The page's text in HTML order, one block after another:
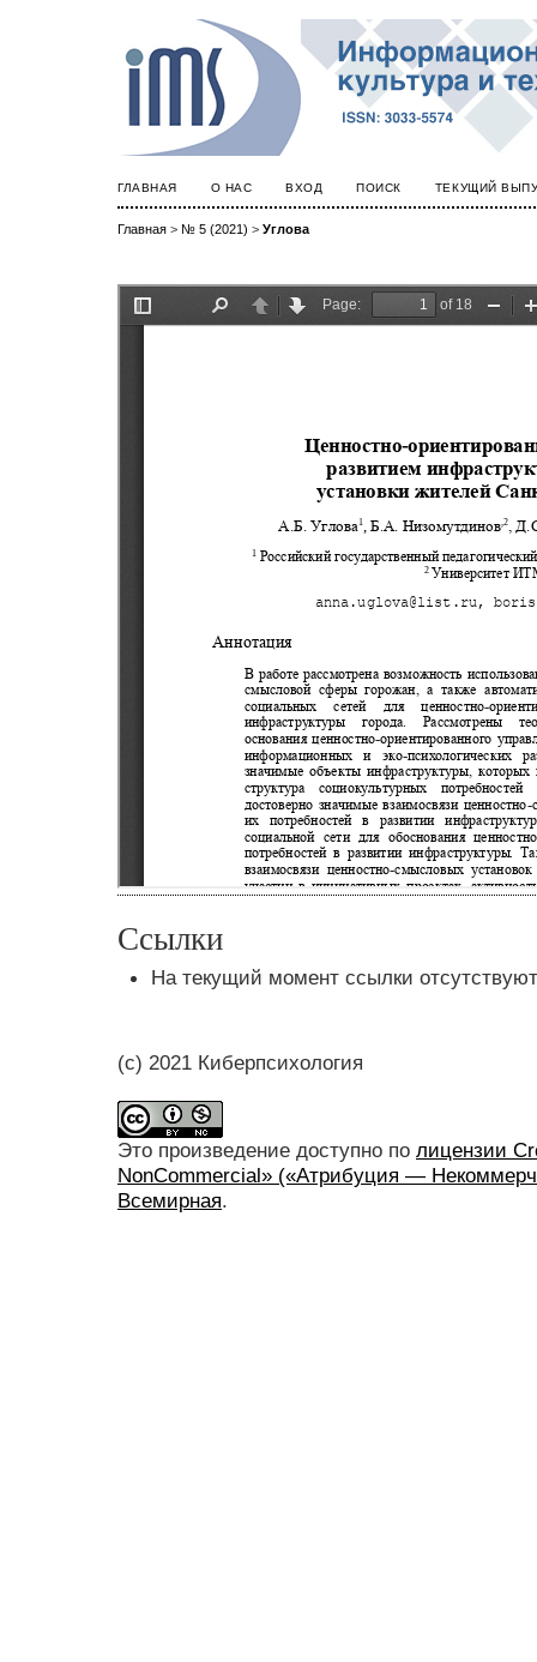
ГЛАВНАЯ О НАС ВХОД ПОИСК ТЕКУЩИЙ
Главная > № 5 (2021) > Углова
Ссылки
На текущий момент ссылки
(c) 2021 Киберпсихология
Это произведение доступно по лицензии
NonCommercial» («Атрибуция —
Всемирная.